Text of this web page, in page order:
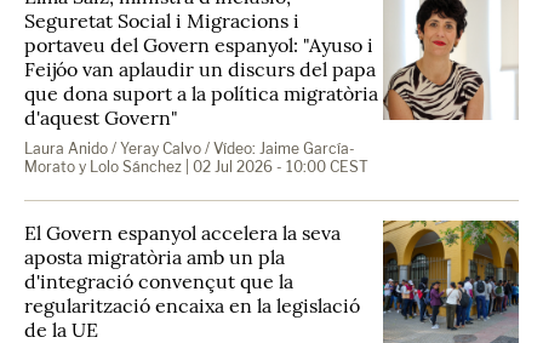
Seguretat Social i Migracions i
portaveu del Govern espanyol: "Ayuso i
Feijóo van aplaudir un discurs del papa
que dona suport a la política migratòria
d'aquest Govern"
Laura Anido / Yeray Calvo / Vídeo: Jaime García-
Morato y Lolo Sánchez | 02 Jul 2026 - 10:00 CEST
El Govern espanyol accelera la seva
aposta migratòria amb un pla
d'integració convençut que la
regularització encaixa en la legislació
de la UE